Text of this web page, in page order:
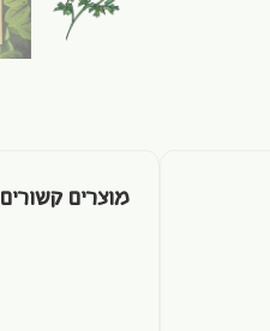
מוצרים קשורים